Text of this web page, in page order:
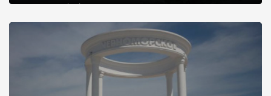
запрошую відвідати це